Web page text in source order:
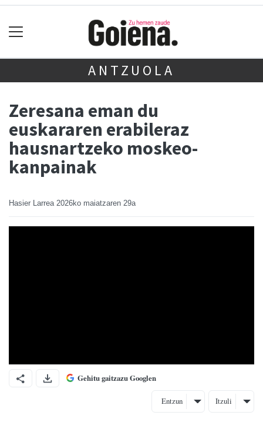
ANTZUOLA
Zeresana eman du
euskararen erabileraz
hausnartzeko moskeo-
kanpainak
Hasier Larrea 2026ko maiatzaren 29a
Gehitu gaitzazu Googlen
Entzun Itzuli